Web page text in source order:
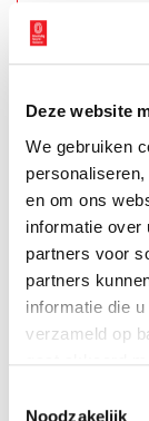
Deze website
We gebruiken
en om ons
informatie over
partners voor
partners
informatie die
verzameld op
Noodzakelijk
Huis van
Suzanne Spruijt
het gebied van
maakt zij